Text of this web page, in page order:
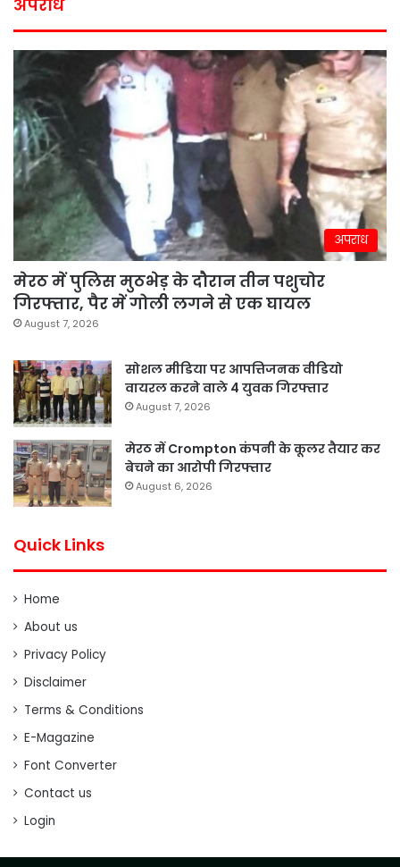
अपराध
अपराध
मेरठ में पुलिस मुठभेड़ के दौरान तीन पशुचोर
गिरफ्तार, पैर में गोली लगने से एक घायल
August 7, 2026
सोशल मीडिया पर आपत्तिजनक वीडियो
वायरल करने वाले 4 युवक गिरफ्तार
August 7, 2026
मेरठ में Crompton कंपनी के कूलर तैयार कर
बेचने का आरोपी गिरफ्तार
August 6, 2026
Quick Links
Home
About us
Privacy Policy
Disclaimer
Terms & Conditions
E-Magazine
Font Converter
Contact us
Login